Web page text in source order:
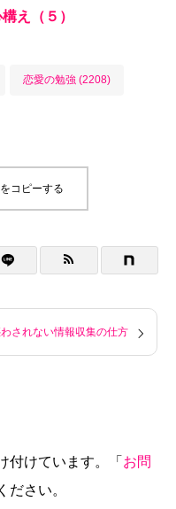
え（５）
恋愛の勉強 (2208)
コピーする
されない情報収集の仕方
付けています。「 お問
ださい。